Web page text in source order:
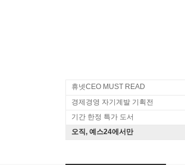
휴넷CEO MUST READ
경제경영 자기계발 기획전
기간 한정 특가 도서
오직, 예스24에서만